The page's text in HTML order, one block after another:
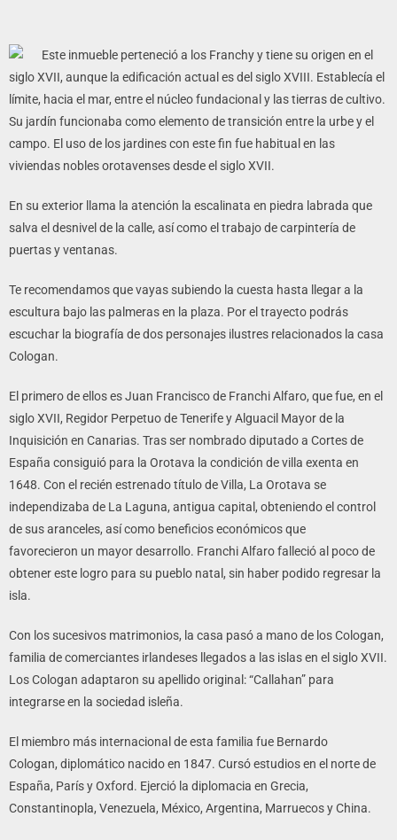
Este inmueble perteneció a los Franchy y tiene su origen en el
siglo XVII, aunque la edificación actual es del siglo XVIII. Establecía el
límite, hacia el mar, entre el núcleo fundacional y las tierras de cultivo.
Su jardín funcionaba como elemento de transición entre la urbe y el
campo. El uso de los jardines con este fin fue habitual en las
viviendas nobles orotavenses desde el siglo XVII.
En su exterior llama la atención la escalinata en piedra labrada que
salva el desnivel de la calle, así como el trabajo de carpintería de
puertas y ventanas.
Te recomendamos que vayas subiendo la cuesta hasta llegar a la
escultura bajo las palmeras en la plaza. Por el trayecto podrás
escuchar la biografía de dos personajes ilustres relacionados la casa
Cologan.
El primero de ellos es Juan Francisco de Franchi Alfaro, que fue, en el
siglo XVII, Regidor Perpetuo de Tenerife y Alguacil Mayor de la
Inquisición en Canarias. Tras ser nombrado diputado a Cortes de
España consiguió para la Orotava la condición de villa exenta en
1648. Con el recién estrenado título de Villa, La Orotava se
independizaba de La Laguna, antigua capital, obteniendo el control
de sus aranceles, así como beneficios económicos que
favorecieron un mayor desarrollo. Franchi Alfaro falleció al poco de
obtener este logro para su pueblo natal, sin haber podido regresar la
isla.
Con los sucesivos matrimonios, la casa pasó a mano de los Cologan,
familia de comerciantes irlandeses llegados a las islas en el siglo XVII.
Los Cologan adaptaron su apellido original: “Callahan” para
integrarse en la sociedad isleña.
El miembro más internacional de esta familia fue Bernardo
Cologan, diplomático nacido en 1847. Cursó estudios en el norte de
España, París y Oxford. Ejerció la diplomacia en Grecia,
Constantinopla, Venezuela, México, Argentina, Marruecos y China.